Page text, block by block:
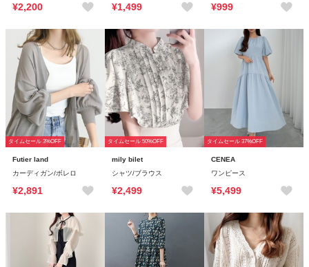
¥2,200 ¥1,499 ¥999
タイムセール 3%OFF
Futier land
カーディガン/ボレロ
¥2,891
タイムセール 50%OFF
mily bilet
シャツ/ブラウス
¥2,499
タイムセール 37%OFF
CENEA
ワンピース
¥5,499